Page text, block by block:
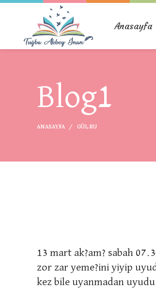
Anasayfa
Blog1
ANASAYFA GÜLRU
13 mart ak?am? sabah
zor zar yeme?ini yiyip
kez bile uyanmadan